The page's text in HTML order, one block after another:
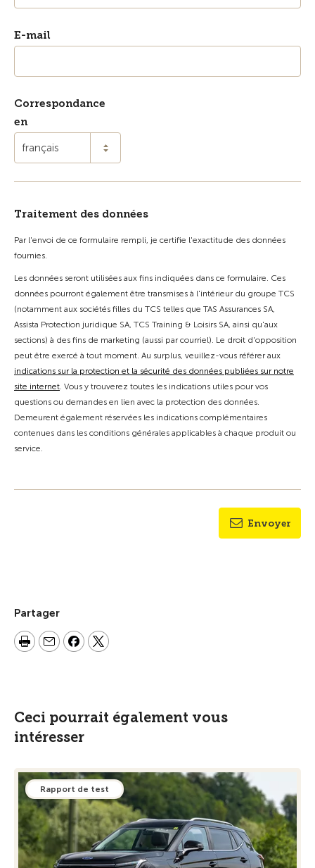
E-mail
Correspondance
en
français
Traitement des données
Par l'envoi de ce formulaire rempli, je certifie l'exactitude des données
fournies.
Les données seront utilisées aux fins indiquées dans ce formulaire. Ces
données pourront également être transmises à l'intérieur du groupe TCS
(notamment aux sociétés filles du TCS telles que TAS Assurances SA,
Assista Protection juridique SA, TCS Training & Loisirs SA, ainsi qu'aux
sections) à des fins de marketing (aussi par courriel). Le droit d'opposition
peut être exercé à tout moment. Au surplus, veuillez-vous référer aux
indications sur la protection et la sécurité des données publiées sur notre
site internet. Vous y trouverez toutes les indications utiles pour vos
questions ou demandes en lien avec la protection des données.
Demeurent également réservées les indications complémentaires
contenues dans les conditions générales applicables à chaque produit ou
service.
Envoyer
Partager
Ceci pourrait également vous
intéresser
Rapport de test